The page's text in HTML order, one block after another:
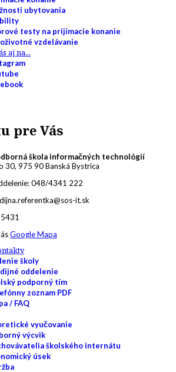
ubytovania
testy na prijímacie konanie
vzdelávanie
aj na...
pre Vás
škola informačných technológií
30, 975 90 Banská Bystrica
048/4341 222
it.sk
Google Mapa
školy
oddelenie
podporný tím
zoznam PDF
/ FAQ
vyučovanie
výcvik
školského internátu
úsek